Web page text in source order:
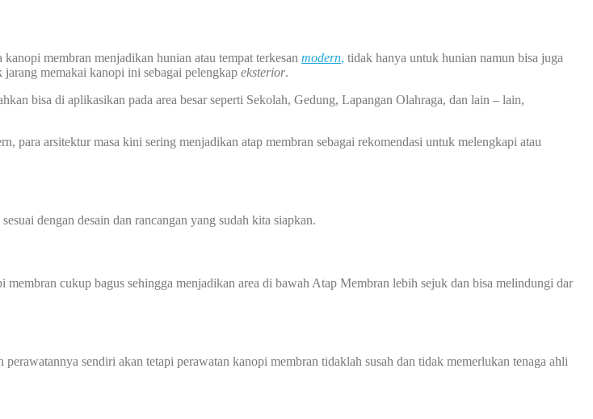
membran menjadikan hunian atau tempat terkesan modern, tidak hanya untuk hunian namun bisa juga
memakai kanopi ini sebagai pelengkap eksterior.
bisa di aplikasikan pada area besar seperti Sekolah, Gedung, Lapangan Olahraga, dan lain – lain,
para arsitektur masa kini sering menjadikan atap membran sebagai rekomendasi untuk melengkapi atau
dengan desain dan rancangan yang sudah kita siapkan.
cukup bagus sehingga menjadikan area di bawah Atap Membran lebih sejuk dan bisa melindungi dar
sendiri akan tetapi perawatan kanopi membran tidaklah susah dan tidak memerlukan tenaga ahli